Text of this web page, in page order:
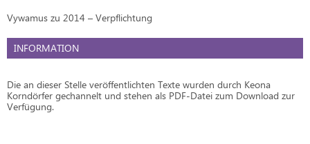
Vywamus zu 2014 – Verpflichtung
INFORMATION
Die an dieser Stelle veröffentlichten Texte wurden durch Keona
Korndörfer gechannelt und stehen als PDF-Datei zum Download zur
Verfügung.